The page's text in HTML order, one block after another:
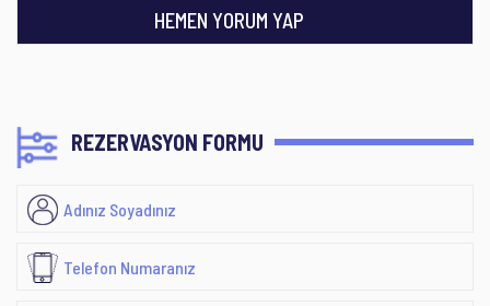
HEMEN YORUM YAP
REZERVASYON FORMU